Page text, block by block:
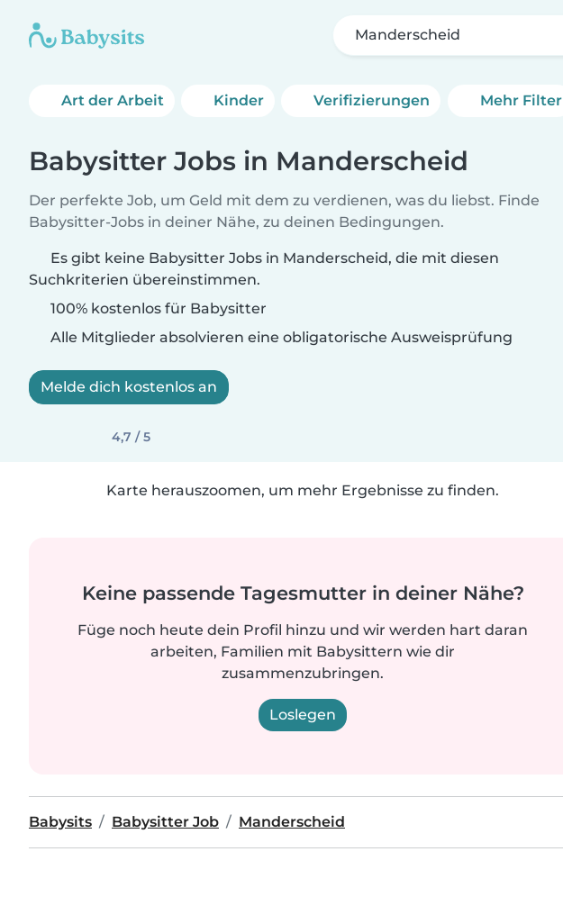
Manderscheid
Art der Arbeit Kinder Verifizierungen Mehr Filter
Babysitter Jobs in Manderscheid
Der perfekte Job, um Geld mit dem zu verdienen, was du liebst. Finde
Babysitter-Jobs in deiner Nähe, zu deinen Bedingungen.
Es gibt keine Babysitter Jobs in Manderscheid, die mit diesen
Suchkriterien übereinstimmen.
100% kostenlos für Babysitter
Alle Mitglieder absolvieren eine obligatorische Ausweisprüfung
Melde dich kostenlos an
4,7 / 5
Karte herauszoomen, um mehr Ergebnisse zu finden.
Keine passende Tagesmutter in deiner Nähe?
Füge noch heute dein Profil hinzu und wir werden hart daran
arbeiten, Familien mit Babysittern wie dir
zusammenzubringen.
Loslegen
Babysits Babysitter Job Manderscheid